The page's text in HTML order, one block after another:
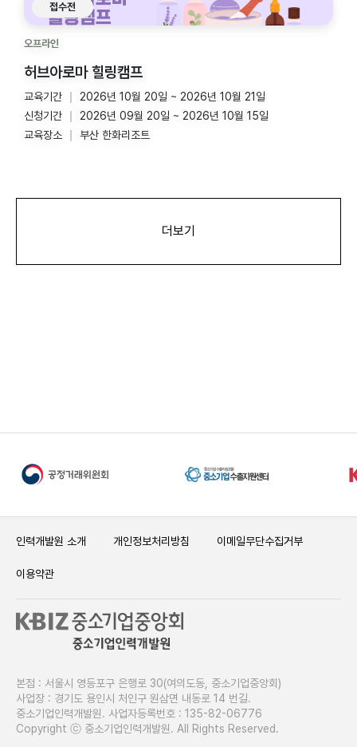
접수전
오프라인
허브아로마 힐링캠프
교육기간
2026년 10월 20일 ~ 2026년 10월 21일
신청기간
2026년 09월 20일 ~ 2026년 10월 15일
교육장소
부산 한화리조트
더보기
인력개발원 소개 개인정보처리방침 이메일무단수집거부
이용약관
본점 : 서울시 영등포구 은행로 30(여의도동, 중소기업중앙회)
사업장 : 경기도 용인시 처인구 원삼면 내동로 14 번길.
중소기업인력개발원. 사업자등록번호 : 135-82-06776
Copyright ⓒ 중소기업인력개발원. All Rights Reserved.